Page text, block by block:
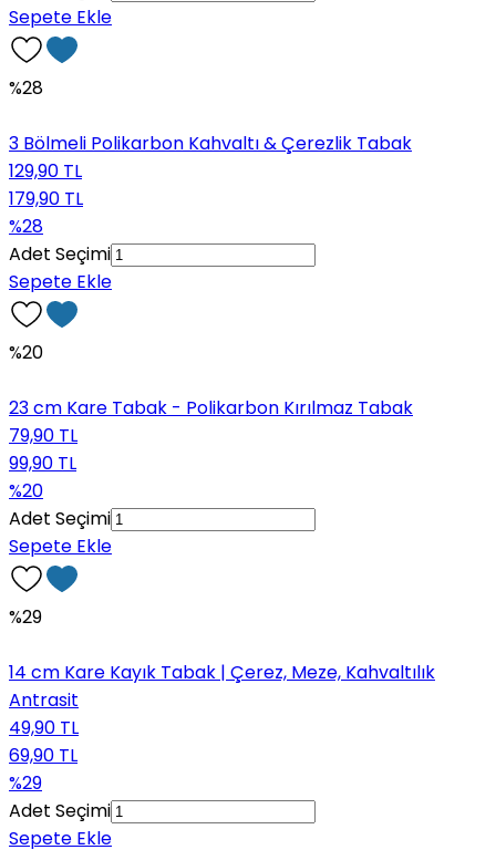
Sepete Ekle
%28
3 Bölmeli Polikarbon Kahvaltı & Çerezlik Tabak
129,90 TL
179,90 TL
%28
Adet Seçimi
Sepete Ekle
%20
23 cm Kare Tabak - Polikarbon Kırılmaz Tabak
79,90 TL
99,90 TL
%20
Adet Seçimi
Sepete Ekle
%29
14 cm Kare Kayık Tabak | Çerez, Meze, Kahvaltılık
Antrasit
49,90 TL
69,90 TL
%29
Adet Seçimi
Sepete Ekle